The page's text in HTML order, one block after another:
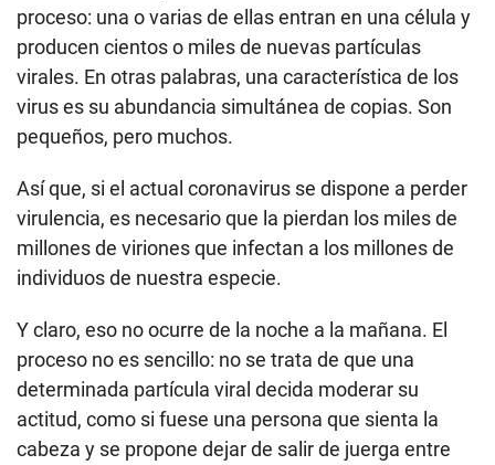
proceso: una o varias de ellas entran en una célula y
producen cientos o miles de nuevas partículas
virales. En otras palabras, una característica de los
virus es su abundancia simultánea de copias. Son
pequeños, pero muchos.
Así que, si el actual coronavirus se dispone a perder
virulencia, es necesario que la pierdan los miles de
millones de viriones que infectan a los millones de
individuos de nuestra especie.
Y claro, eso no ocurre de la noche a la mañana. El
proceso no es sencillo: no se trata de que una
determinada partícula viral decida moderar su
actitud, como si fuese una persona que sienta la
cabeza y se propone dejar de salir de juerga entre